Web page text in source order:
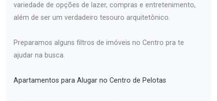
variedade de opções de lazer, compras e entretenimento,
além de ser um verdadeiro tesouro arquitetônico.
Preparamos alguns filtros de imóveis no Centro pra te
ajudar na busca.
Apartamentos para Alugar no Centro de Pelotas